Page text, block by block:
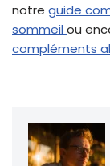
notre guide
sommeil ou
compléments